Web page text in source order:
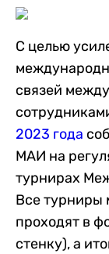
С целью
связей
2023 года
МАИ на
турнирах
Все турниры
проходят в
стенку), а